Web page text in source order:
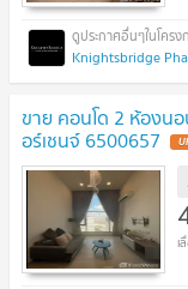
ขาย คอนโด 2 ห้องน
อร์เชนจ์ 6500657